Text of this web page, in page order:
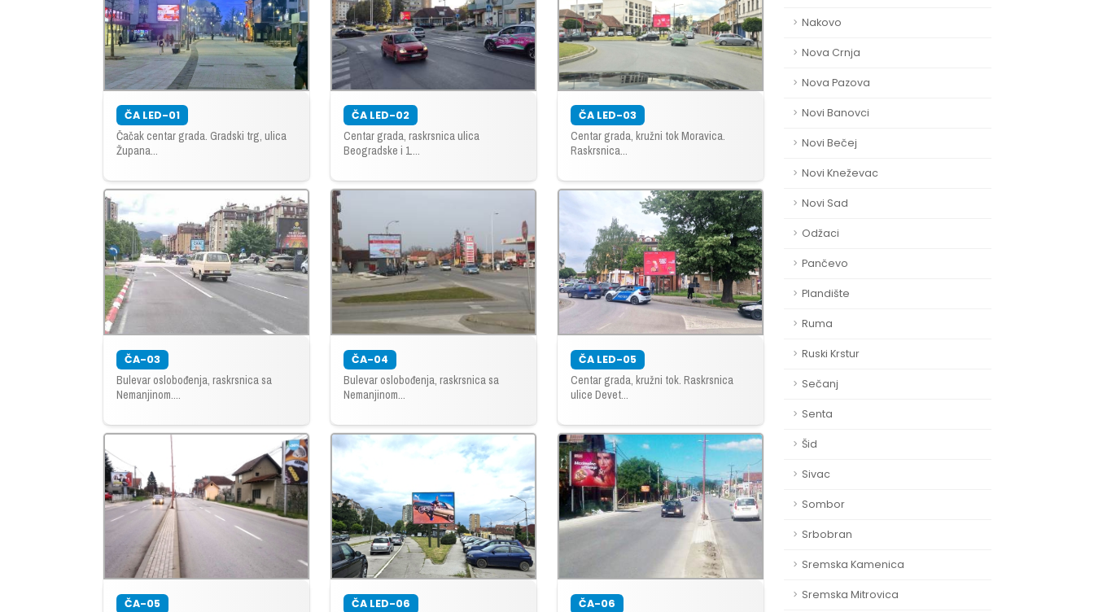
Nakovo
Nova Crnja
Nova Pazova
Novi Banovci
Novi Bečej
Novi Kneževac
Novi Sad
Odžaci
Pančevo
Plandište
Ruma
Ruski Krstur
Sečanj
Senta
Šid
Sivac
Sombor
Srbobran
Sremska Kamenica
Sremska Mitrovica
ČA LED-01
Čačak centar grada. Gradski trg, ulica
Župana...
ČA LED-02
Centar grada, raskrsnica ulica
Beogradske i 1....
ČA LED-03
Centar grada, kružni tok Moravica.
Raskrsnica...
ČA-03
Bulevar oslobođenja, raskrsnica sa
Nemanjinom....
ČA-04
Bulevar oslobođenja, raskrsnica sa
Nemanjinom...
ČA LED-05
Centar grada, kružni tok. Raskrsnica
ulice Devet...
ČA-05 ČA LED-06 ČA-06